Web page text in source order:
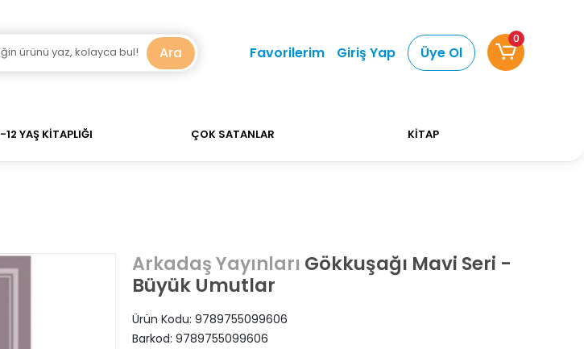
Aynı Gün Kargo! 700 TL Üzeri Alışverişlerinizde Kargo Ücretsiz! Bizi tercih
Ara Favorilerim Giriş Yap Üye Ol
0
12 YAŞ KİTAPLIĞI ÇOK SATANLAR KİTAP
Arkadaş Yayınları Gökkuşağı Mavi Seri -
Büyük Umutlar
Ürün Kodu: 9789755099606
Barkod: 9789755099606